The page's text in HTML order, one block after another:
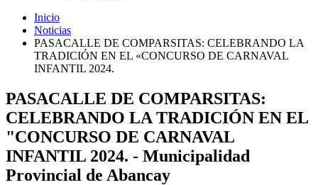
Inicio
Noticias
PASACALLE DE COMPARSITAS: CELEBRANDO LA
TRADICIÓN EN EL «CONCURSO DE CARNAVAL
INFANTIL 2024.
PASACALLE DE COMPARSITAS:
CELEBRANDO LA TRADICIÓN EN EL
"CONCURSO DE CARNAVAL
INFANTIL 2024. - Municipalidad
Provincial de Abancay